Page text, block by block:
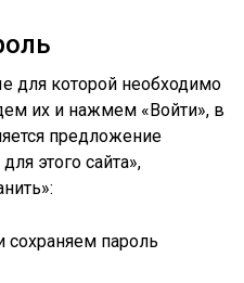
для которой необходимо
их и нажмем «Войти», в
предложение
этого сайта»,